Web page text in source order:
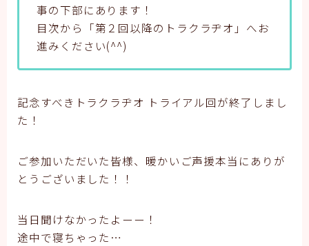
事の下部にあります！
目次から「第２回以降のトラクラヂオ」へお
進みください(^^)
記念すべきトラクラヂオ トライアル回が終了しまし
た！
ご参加いただいた皆様、暖かいご声援本当にありが
とうございました！！
当日聞けなかったよーー！
途中で寝ちゃった…